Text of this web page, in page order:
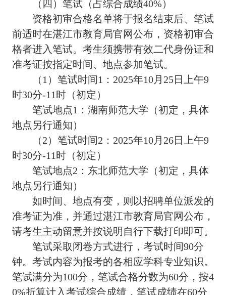
（四）笔试（占综合成绩40%）
资格初审合格名单将于报名结束后、笔试
前适时在湛江市教育局官网公布，资格初审合
格者进入笔试。考生须携带有效二代身份证和
准考证按指定时间、地点参加笔试。
（1）笔试时间1：2025年10月25日上午9
时30分-11时（初定）
笔试地点1：湖南师范大学（初定，具体
地点另行通知）
（2）笔试时间2：2025年10月26日上午9
时30分-11时（初定）
笔试地点2：东北师范大学（初定，具体
地点另行通知）
如时间、地点有变，则以招聘单位派发的
准考证为准，并通过湛江市教育局官网公布，
请考生主动留意并按说明自行下载打印即可。
笔试采取闭卷方式进行，考试时间90分
钟。考试内容为报考的各相应学科专业知识。
笔试满分为100分，笔试合格分数为60分，按4
0%折算计入考试综合成绩，笔试成绩在60分